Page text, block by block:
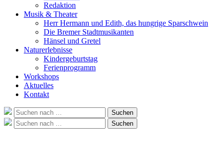
Redaktion
Musik & Theater
Herr Hermann und Edith, das hungrige Sparschwein
Die Bremer Stadtmusikanten
Hänsel und Gretel
Naturerlebnisse
Kindergeburtstag
Ferienprogramm
Workshops
Aktuelles
Kontakt
Suche
nach:
Suchen
Suche
nach:
Suchen